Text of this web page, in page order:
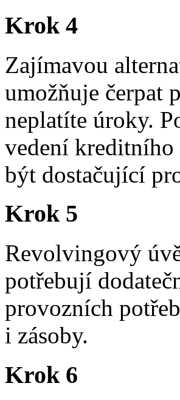
Krok 4
Zajímavou
umožňuje čerpat
neplatíte úroky.
vedení kreditního
být dostačující
Krok 5
Revolvingový
potřebují
provozních
i zásoby.
Krok 6